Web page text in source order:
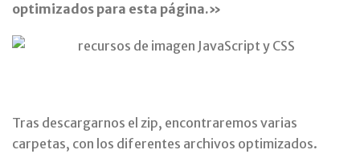
optimizados para esta página.»
Tras descargarnos el zip, encontraremos varias
carpetas, con los diferentes archivos optimizados.